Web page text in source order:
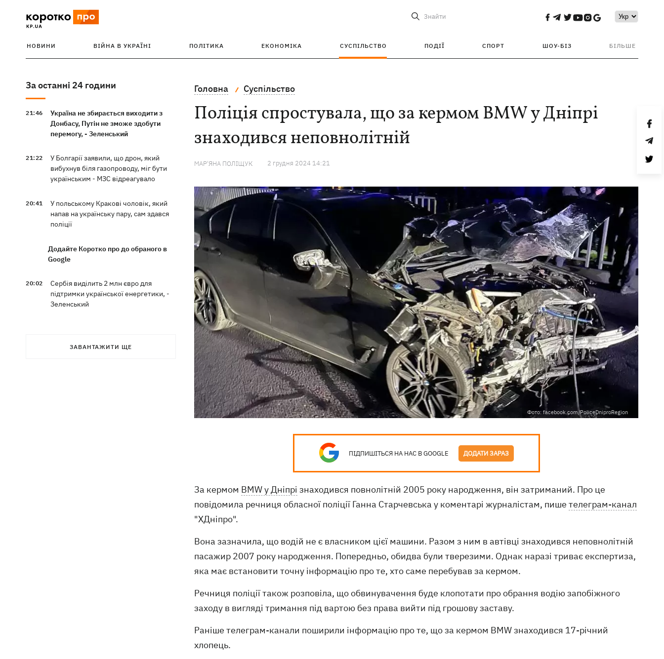
Знайти
НОВИНИ ВІЙНА В УКРАЇНІ ПОЛІТИКА ЕКОНОМІКА СУСПІЛЬСТВО ПОДІЇ СПОРТ ШОУ-БІЗ БІЛЬШЕ
За останні 24 години
21:46
Україна не збирається виходити з
Донбасу, Путін не зможе здобути
перемогу, - Зеленський
21:22
У Болгарії заявили, що дрон, який
вибухнув біля газопроводу, міг бути
українським - МЗС відреагувало
20:41
У польському Кракові чоловік, який
напав на українську пару, сам здався
поліції
Додайте Коротко про до обраного в
Google
20:02
Сербія виділить 2 млн євро для
підтримки української енергетики, -
Зеленський
затримання адміну
ЗАВАНТАЖИТИ ЩЕ
Головна Суспільство
Поліція спростувала, що за кермом BMW у Дніпрі
знаходився неповнолітній
МАР'ЯНА ПОЛІЩУК 2 грудня 2024 14:21
Фото: facebook.com/PoliceDniproRegion
ПІДПИШІТЬСЯ НА НАС В GOOGLE ДОДАТИ ЗАРАЗ
За кермом BMW у Дніпрі знаходився повнолітній 2005 року народження, він затриманий. Про це
повідомила речниця обласної поліції Ганна Старчевська у коментарі журналістам, пише телеграм-канал
"ХДніпро".
Вона зазначила, що водій не є власником цієї машини. Разом з ним в автівці знаходився неповнолітній
пасажир 2007 року народження. Попередньо, обидва були тверезими. Однак наразі триває експертиза,
яка має встановити точну інформацію про те, хто саме перебував за кермом.
Речниця поліції також розповіла, що обвинувачення буде клопотати про обрання водію запобіжного
заходу в вигляді тримання під вартою без права вийти під грошову заставу.
Раніше телеграм-канали поширили інформацію про те, що за кермом BMW знаходився 17-річний
хлопець.